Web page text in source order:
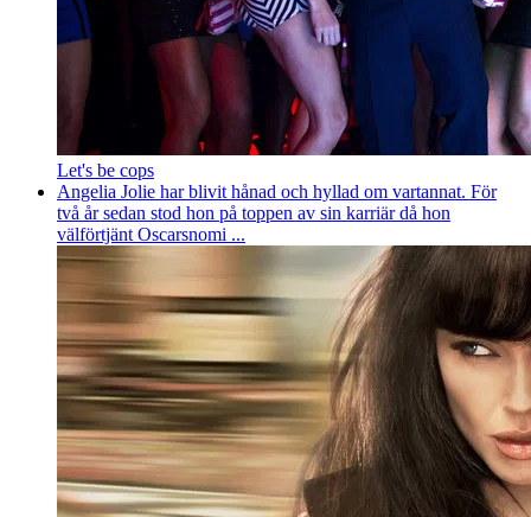
Let's be cops
Angelia Jolie har blivit hånad och hyllad om vartannat. För
två år sedan stod hon på toppen av sin karriär då hon
välförtjänt Oscarsnomi ...